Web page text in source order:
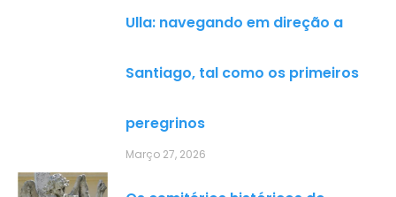
Ulla: navegando em direção a
Santiago, tal como os primeiros
peregrinos
Março 27, 2026